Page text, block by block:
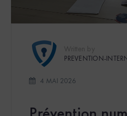
PREVENTION-
4 MAI 2026